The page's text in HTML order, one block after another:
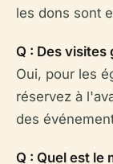
les dons sont
Q : Des visites
Oui, pour les
réservez à
des
Q : Quel est le